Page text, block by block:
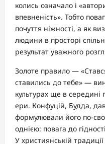
колись означало і
впевненість». Тобто
почуття ніжності, а як
людини в просторі
результат уважного
Золоте правило —
ставились до тебе» —
культурах ще в середині
ери. Конфуцій, Будда,
формулювали його по-
однією: повага до
У християнській